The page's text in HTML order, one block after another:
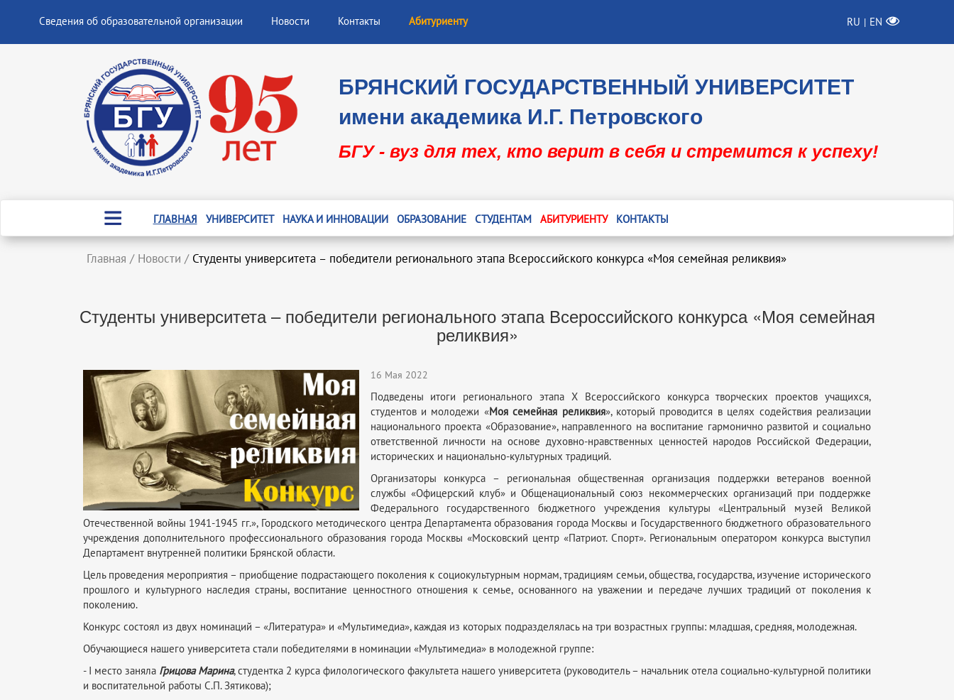
Сведения об образовательной организации Новости Контакты Абитуриенту RU | EN
БРЯНСКИЙ ГОСУДАРСТВЕННЫЙ УНИВЕРСИТЕТ
имени академика И.Г. Петровского
БГУ - вуз для тех, кто верит в себя и стремится к успеху!
ГЛАВНАЯ УНИВЕРСИТЕТ НАУКА И ИННОВАЦИИ ОБРАЗОВАНИЕ СТУДЕНТАМ АБИТУРИЕНТУ КОНТАКТЫ
Главная / Новости / Студенты университета – победители регионального этапа Всероссийского конкурса «Моя семейная реликвия»
Студенты университета – победители регионального этапа Всероссийского конкурса «Моя семейная
реликвия»
16 Мая 2022
Подведены итоги регионального этапа X Всероссийского конкурса творческих проектов учащихся,
студентов и молодежи «Моя семейная реликвия», который проводится в целях содействия реализации
национального проекта «Образование», направленного на воспитание гармонично развитой и социально
ответственной личности на основе духовно-нравственных ценностей народов Российской Федерации,
исторических и национально-культурных традиций.
Организаторы конкурса – региональная общественная организация поддержки ветеранов военной
службы «Офицерский клуб» и Общенациональный союз некоммерческих организаций при поддержке
Федерального государственного бюджетного учреждения культуры «Центральный музей Великой
Отечественной войны 1941-1945 гг.», Городского методического центра Департамента образования города Москвы и Государственного бюджетного образовательного
учреждения дополнительного профессионального образования города Москвы «Московский центр «Патриот. Спорт». Региональным оператором конкурса выступил
Департамент внутренней политики Брянской области.
Цель проведения мероприятия – приобщение подрастающего поколения к социокультурным нормам, традициям семьи, общества, государства, изучение исторического
прошлого и культурного наследия страны, воспитание ценностного отношения к семье, основанного на уважении и передаче лучших традиций от поколения к
поколению.
Конкурс состоял из двух номинаций – «Литература» и «Мультимедиа», каждая из которых подразделялась на три возрастных группы: младшая, средняя, молодежная.
Обучающиеся нашего университета стали победителями в номинации «Мультимедиа» в молодежной группе:
- I место заняла Грицова Марина, студентка 2 курса филологического факультета нашего университета (руководитель – начальник отела социально-культурной политики
и воспитательной работы С.П. Зятикова);